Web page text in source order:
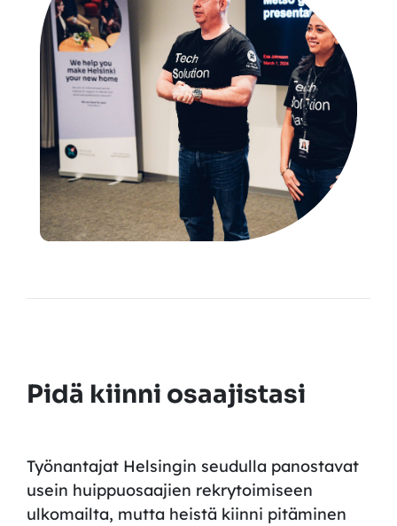
Pidä kiinni osaajistasi
Työnantajat Helsingin seudulla panostavat
usein huippuosaajien rekrytoimiseen
ulkomailta, mutta heistä kiinni pitäminen